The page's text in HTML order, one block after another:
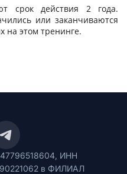
срок действия 2 года.
или заканчиваются
на этом тренинге.
ИНН
в ФИЛИАЛ